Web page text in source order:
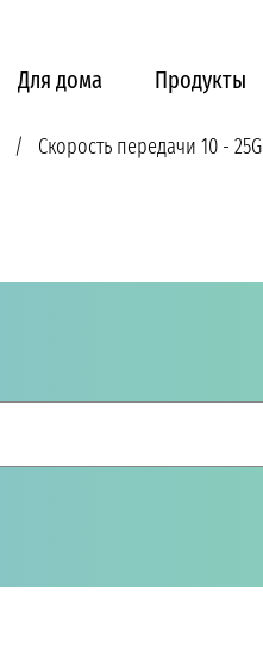
Для дома Продукты
Скорость передачи 10 - 25G